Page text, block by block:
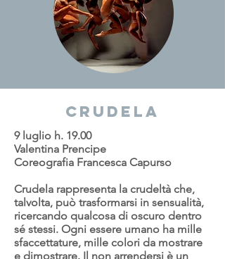
crudela
9 luglio h. 19.00
Valentina Prencipe
Coreografia Francesca Capurso
Crudela rappresenta la crudeltà che,
talvolta, può trasformarsi in sensualità,
ricercando qualcosa di oscuro dentro
sé stessi. Ogni essere umano ha mille
sfaccettature, mille colori da mostrare
e dimostrare. Il non arrendersi è un